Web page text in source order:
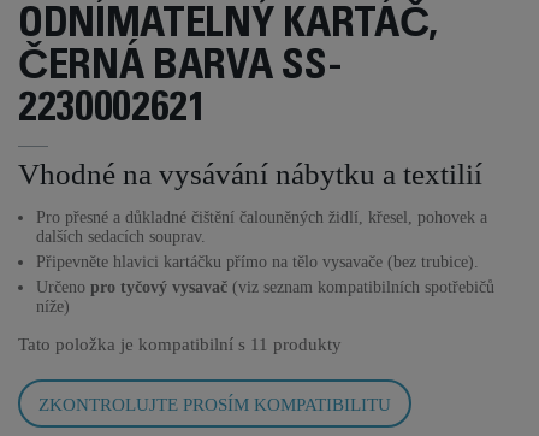
ODNÍMATELNÝ KARTÁČ,
ČERNÁ BARVA SS-
2230002621
Vhodné na vysávání nábytku a textilií
Pro přesné a důkladné čištění čalouněných židlí, křesel, pohovek a
dalších sedacích souprav.
Připevněte hlavici kartáčku přímo na tělo vysavače (bez trubice).
Určeno pro tyčový vysavač (viz seznam kompatibilních spotřebičů
níže)
Tato položka je kompatibilní s 11 produkty
ZKONTROLUJTE PROSÍM KOMPATIBILITU